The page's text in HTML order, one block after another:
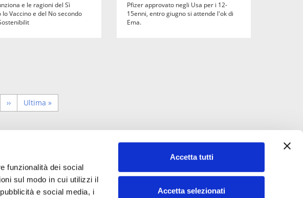
funzionalità dei social
sul modo in cui utilizzi il
e social media, i
Accetta tutti
Accetta selezionati
e le ragioni del Sì
Io Vaccino e del No secondo
Pfizer approvato negli Usa per i 12-
15enni, entro giugno si attende l'ok di
Ema.
Next
page
››
Last
page
Ultima »
eventi